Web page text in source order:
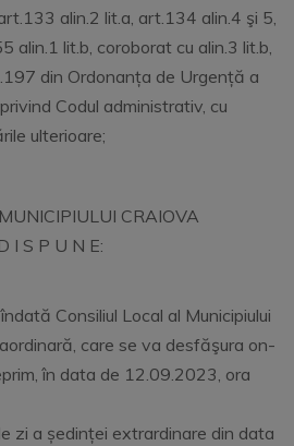
alin.2 lit.a, art.134 alin.4 şi 5,
alin.1 lit.b, coroborat cu alin.3 lit.b,
din Ordonanța de Urgență a
Codul administrativ, cu
ulterioare;
CRAIOVA
D I S P U N E:
Consiliul Local al Municipiului
care se va desfăşura on-
în data de 12.09.2023, ora
zi a ședinței extrardinare din data